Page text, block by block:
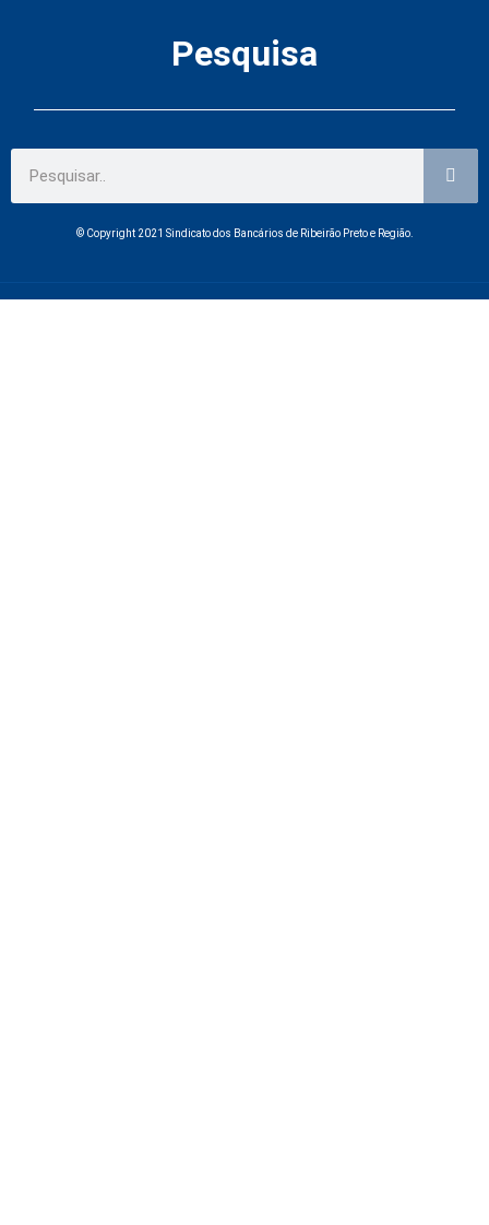
Pesquisa
© Copyright 2021 Sindicato dos Bancários de Ribeirão Preto e Região.